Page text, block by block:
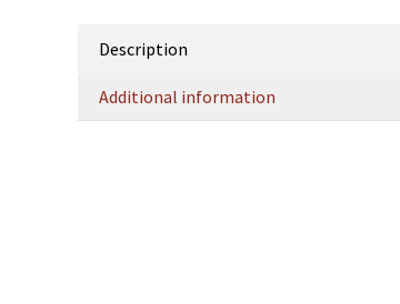
Description
Additional information